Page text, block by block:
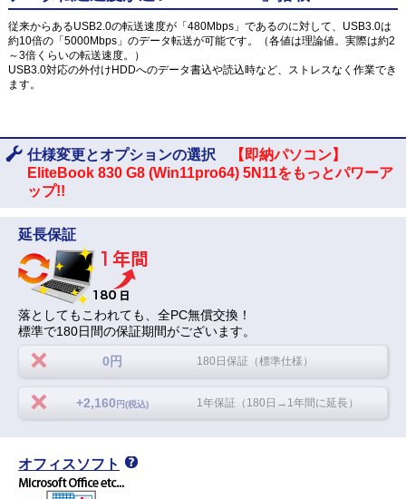
従来からあるUSB2.0の転送速度が「480Mbps」であるのに対して、USB3.0は
約10倍の「5000Mbps」のデータ転送が可能です。（各値は理論値。実際は約2
～3倍くらいの転送速度。）
USB3.0対応の外付けHDDへのデータ書込や読込時など、ストレスなく作業でき
ます。
仕様変更とオプションの選択
【即納パソコン】
EliteBook 830 G8 (Win11pro64) 5N11をもっとパワーア
ップ!!
延長保証
落としてもこわれても、全PC無償交換！
標準で180日間の保証期間がございます。
0円 180日保証（標準仕様）
+2,160 円(税込) 1年保証（180日→1年間に延長）
オフィスソフト